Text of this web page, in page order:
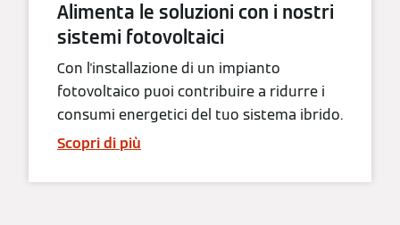
Alimenta le soluzioni con i nostri
sistemi fotovoltaici
Con l'installazione di un impianto
fotovoltaico puoi contribuire a ridurre i
consumi energetici del tuo sistema ibrido.
Scopri di più